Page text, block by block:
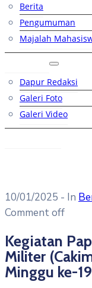
Berita
Pengumuman
Majalah
Dapur Redaksi
Galeri Foto
Galeri Video
10/01/2025 - In
Comment off
Kegiatan
Militer
Minggu ke-19